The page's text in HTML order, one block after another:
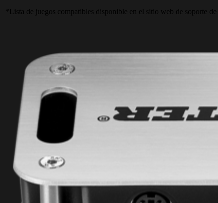
*Lista de juegos compatibles disponible en el sitio web de soporte